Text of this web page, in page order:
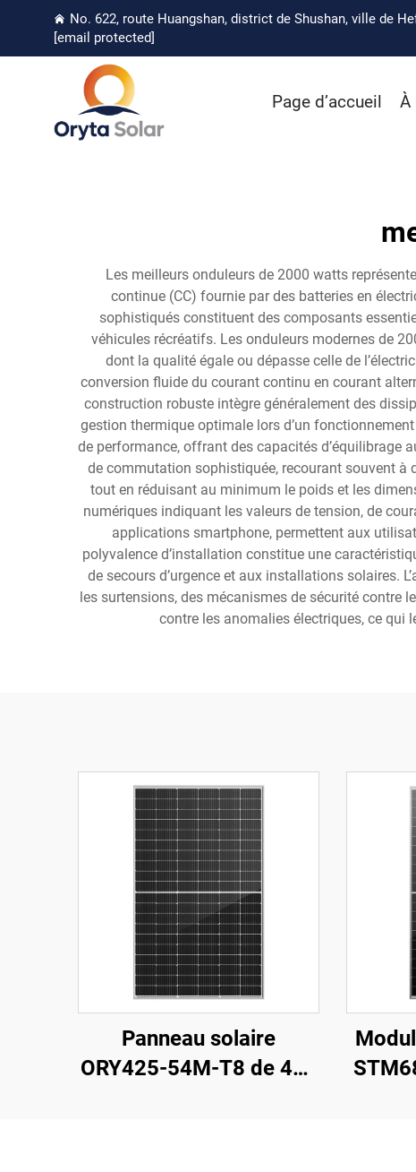
No. 622, route Huangshan, district de Shushan, ville de
[email protected]
Page d’accueil À
Les meilleurs onduleurs de 2000 watts
continue (CC) fournie par des batteries en
sophistiqués constituent des composants
véhicules récréatifs. Les onduleurs modernes de
dont la qualité égale ou dépasse celle de
conversion fluide du courant continu en courant
construction robuste intègre généralement des
gestion thermique optimale lors d’un
de performance, offrant des capacités d’équilibrage
de commutation sophistiquée, recourant souvent
tout en réduisant au minimum le poids et les
numériques indiquant les valeurs de tension, de
applications smartphone, permettent aux
polyvalence d’installation constitue une
de secours d’urgence et aux installations solaires.
les surtensions, des mécanismes de sécurité contre
contre les anomalies électriques, ce
Panneau solaire
ORY425-54M-T8 de 425